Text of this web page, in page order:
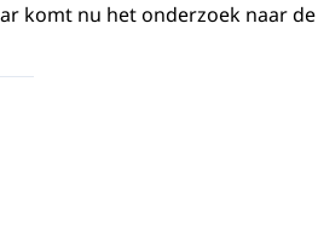
komt nu het onderzoek naar